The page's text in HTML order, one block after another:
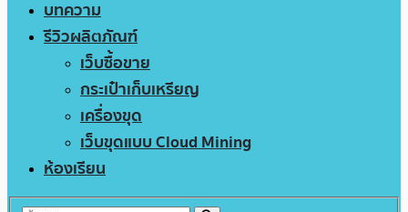
บทความ
รีวิวผลิตภัณฑ์
เว็บซื้อขาย
กระเป๋าเก็บเหรียญ
เครื่องขุด
เว็บขุดแบบ Cloud Mining
ห้องเรียน